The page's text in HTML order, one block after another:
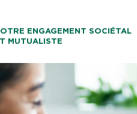
ENGAGEMENT SOCIÉTAL
MUTUALISTE